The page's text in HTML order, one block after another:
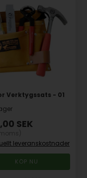
Verktygssats - 01
SEK
leveranskostnader